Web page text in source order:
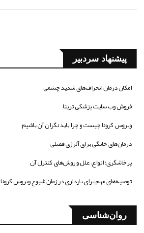
پیشنهاد سردبیر
امکان درمان انحراف‌های شدید چشمی
فروش وب سایت پزشکی تریتا
ویروس کرونا چیست و چرا باید نگران آن باشیم
درمان‌های خانگی برای آلرژی فصلی
پرخاشگری؛ انواع، علل و روش‌های کنترل آن
توصیه‌های مهم برای بارداری در زمان شیوع ویروس کرونا
روان‌شناسی